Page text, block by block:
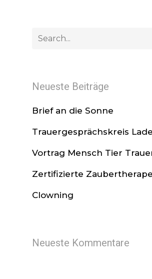
Neueste Beiträge
Brief an die Sonne
Trauergesprächskreis
Vortrag Mensch Tier
Zertifizierte
Clowning
Neueste Kommentare